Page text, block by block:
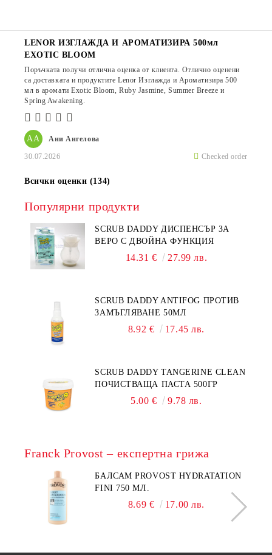
АА Ани Ангелова
30.07.2026 Checked order
LENOR ИЗГЛАЖДА И АРОМАТИЗИРА 500мл
EXOTIC BLOOM
Поръчката получи отлична оценка от клиента. Отлично оценени
са доставката и продуктите Lenor Изглажда и Ароматизира 500
мл в аромати Exotic Bloom, Ruby Jasmine, Summer Breeze и
Spring Awakening.
Всички оценки (134)
Популярни продукти
SCRUB DADDY ДИСПЕНСЪР ЗА
ВЕРО С ДВОЙНА ФУНКЦИЯ
14.31 € 27.99 лв.
SCRUB DADDY ANTIFOG ПРОТИВ
ЗАМЪГЛЯВАНЕ 50МЛ
8.92 € 17.45 лв.
SCRUB DADDY TANGERINE CLEAN
ПОЧИСТВАЩА ПАСТА 500ГР
5.00 € 9.78 лв.
Franck Provost – експертна грижа
БАЛСАМ PROVOST HYDRATATION
FINI 750 МЛ.
8.69 € 17.00 лв.